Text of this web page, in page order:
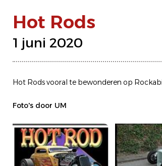
Hot Rods
1 juni 2020
Hot Rods vooral te bewonderen op
Foto's door UM